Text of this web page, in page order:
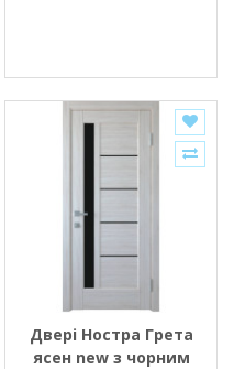
Двері Ностра Грета
ясен new з чорним